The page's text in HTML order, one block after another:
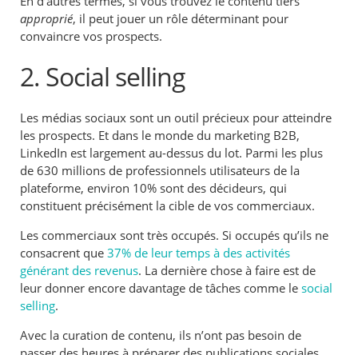
approprié, il peut jouer un rôle déterminant pour
convaincre vos prospects.
2. Social selling
Les médias sociaux sont un outil précieux pour atteindre
les prospects. Et dans le monde du marketing B2B,
LinkedIn est largement au-dessus du lot. Parmi les plus
de 630 millions de professionnels utilisateurs de la
plateforme, environ 10% sont des décideurs, qui
constituent précisément la cible de vos commerciaux.
Les commerciaux sont très occupés. Si occupés qu’ils ne
consacrent que37% de leur temps à des activités
générant des revenus. La dernière chose à faire est de
leur donner encore davantage de tâches comme lesocial
selling.
Avec la curation de contenu, ils n’ont pas besoin de